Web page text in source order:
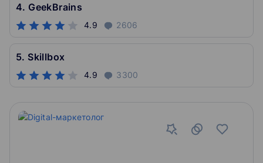
4. GeekBrains
4.9 2606
5. Skillbox
4.9 3300